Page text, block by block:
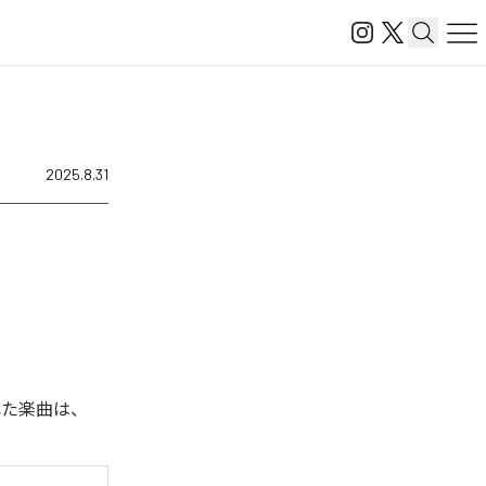
2025.8.31
楽曲は、